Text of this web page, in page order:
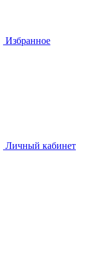
Избранное
Личный кабинет